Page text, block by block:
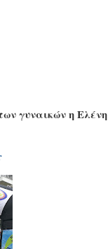
γυναικών η Ελένη